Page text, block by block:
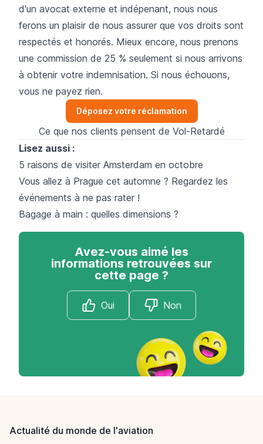
d'un avocat externe et indépenant, nous nous
ferons un plaisir de nous assurer que vos droits sont
respectés et honorés. Mieux encore, nous prenons
une commission de 25 % seulement si nous arrivons
à obtenir votre indemnisation. Si nous échouons,
vous ne payez rien.
Déposez votre réclamation
Ce que nos clients pensent de Vol-Retardé
Lisez aussi :
5 raisons de visiter Amsterdam en octobre
Vous allez à Prague cet automne ? Regardez les
événements à ne pas rater !
Bagage à main : quelles dimensions ?
Avez-vous aimé les
informations retrouvées sur
cette page ?
Oui Non
Actualité du monde de l'aviation